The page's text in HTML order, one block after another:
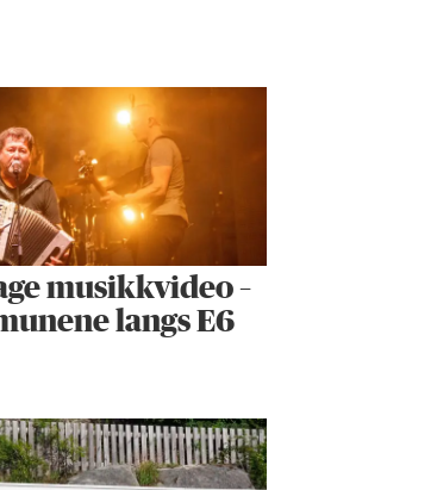
musikkvideo –
langs E6